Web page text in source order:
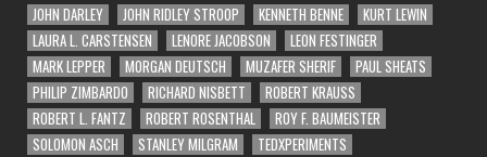
JOHN DARLEY
JOHN RIDLEY STROOP KENNETH BENNE
KURT LEWIN
LAURA L. CARSTENSEN
LENORE JACOBSON
LEON FESTINGER
MARK LEPPER
MORGAN DEUTSCH MUZAFER SHERIF
PAUL SHEATS
PHILIP ZIMBARDO
RICHARD NISBETT
ROBERT KRAUSS
ROBERT L. FANTZ
ROBERT ROSENTHAL
ROY F. BAUMEISTER
SOLOMON ASCH
STANLEY MILGRAM
TEDXPERIMENTS